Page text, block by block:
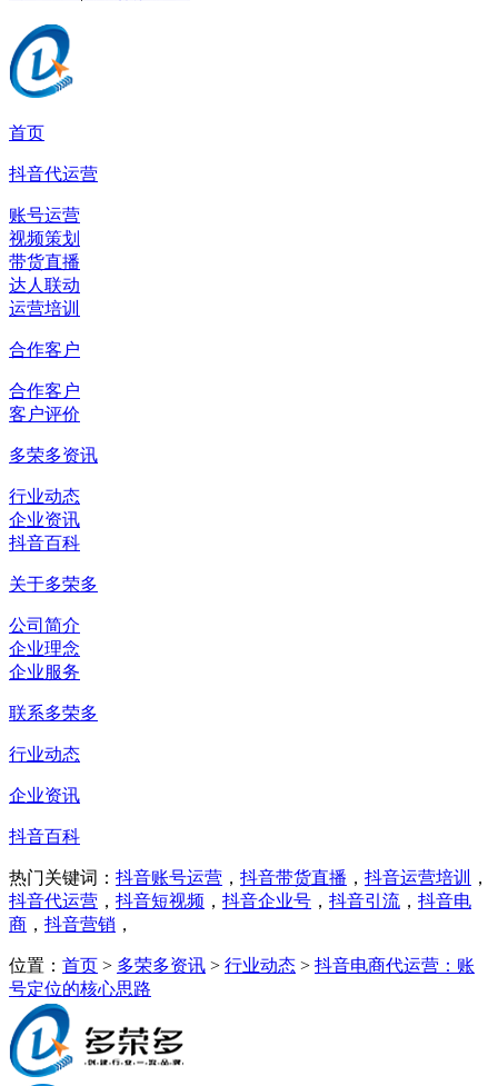
首页
抖音代运营
账号运营
视频策划
带货直播
达人联动
运营培训
合作客户
合作客户
客户评价
多荣多资讯
行业动态
企业资讯
抖音百科
关于多荣多
公司简介
企业理念
企业服务
联系多荣多
行业动态
企业资讯
抖音百科
热门关键词： 抖音账号运营 ， 抖音带货直播 ， 抖音运营培训
，
抖音代运营 ， 抖音短视频 ， 抖音企业号 ， 抖音引流 ， 抖音电
商 ， 抖音营销 ，
位置： 首页 > 多荣多资讯 > 行业动态 > 抖音电商代运营：账
号定位的核心思路